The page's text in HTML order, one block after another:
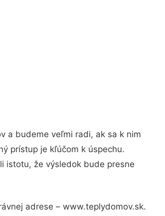
a budeme veľmi radi, ak sa k nim
prístup je kľúčom k úspechu.
istotu, že výsledok bude presne
adrese – www.teplydomov.sk.